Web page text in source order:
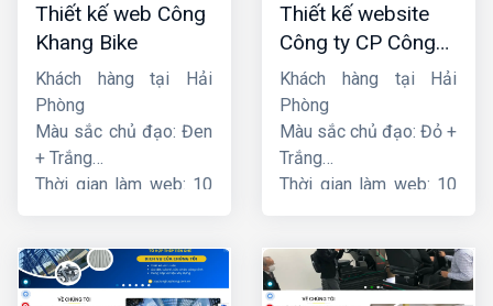
Thiết kế web Công
Khang Bike
Khách hàng tại Hải
Phòng
Màu sắc chủ đạo: Đen
+ Trắng
Thời gian làm web: 10
Thiết kế website
Công ty CP Công
nghệ PCCC Bắc Hà
Khách hàng tại Hải
Phòng
Màu sắc chủ đạo: Đỏ +
Trắng
Thời gian làm web: 10